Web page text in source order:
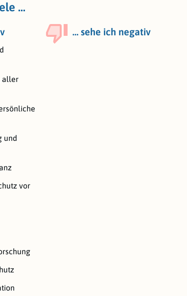
…
… sehe ich negativ
aller
und
vor